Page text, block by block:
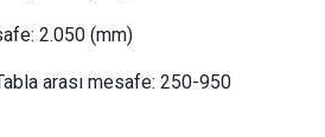
2.050 (mm)
arası mesafe: 250-950